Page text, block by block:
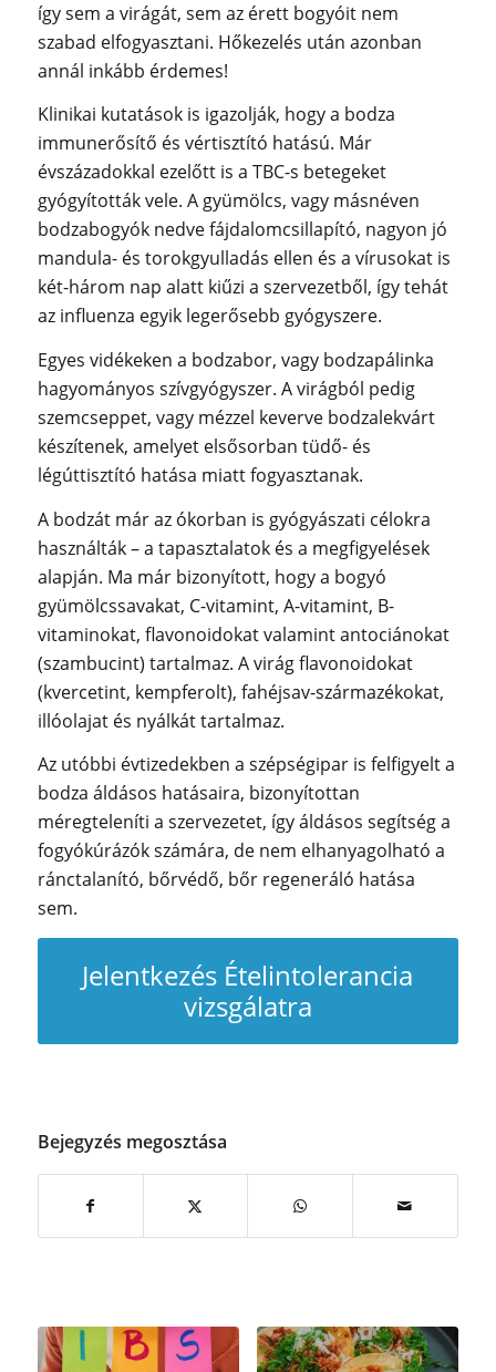
így sem a virágát, sem az érett bogyóit nem
szabad elfogyasztani. Hőkezelés után azonban
annál inkább érdemes!
Klinikai kutatások is igazolják, hogy a bodza
immunerősítő és vértisztító hatású. Már
évszázadokkal ezelőtt is a TBC-s betegeket
gyógyították vele. A gyümölcs, vagy másnéven
bodzabogyók nedve fájdalomcsillapító, nagyon jó
mandula- és torokgyulladás ellen és a vírusokat is
két-három nap alatt kiűzi a szervezetből, így tehát
az influenza egyik legerősebb gyógyszere.
Egyes vidékeken a bodzabor, vagy bodzapálinka
hagyományos szívgyógyszer. A virágból pedig
szemcseppet, vagy mézzel keverve bodzalekvárt
készítenek, amelyet elsősorban tüdő- és
légúttisztító hatása miatt fogyasztanak.
A bodzát már az ókorban is gyógyászati célokra
használták – a tapasztalatok és a megfigyelések
alapján. Ma már bizonyított, hogy a bogyó
gyümölcssavakat, C-vitamint, A-vitamint, B-
vitaminokat, flavonoidokat valamint antociánokat
(szambucint) tartalmaz. A virág flavonoidokat
(kvercetint, kempferolt), fahéjsav-származékokat,
illóolajat és nyálkát tartalmaz.
Az utóbbi évtizedekben a szépségipar is felfigyelt a
bodza áldásos hatásaira, bizonyítottan
méregteleníti a szervezetet, így áldásos segítség a
fogyókúrázók számára, de nem elhanyagolható a
ránctalanító, bőrvédő, bőr regeneráló hatása
sem.
Jelentkezés Ételintolerancia
vizsgálatra
Bejegyzés megosztása